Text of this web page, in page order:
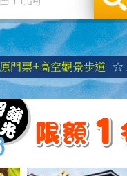
門票+高空觀景步道 ☆